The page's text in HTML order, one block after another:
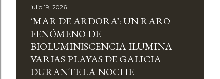
julio 19, 2026
‘MAR DE ARDORA’: UN RARO
FENÓMENO DE
BIOLUMINISCENCIA ILUMINA
VARIAS PLAYAS DE GALICIA
DURANTE LA NOCHE